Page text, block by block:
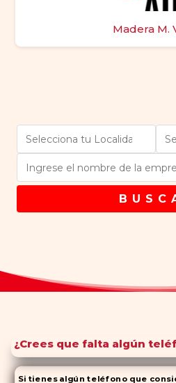
Madera M.
B U S C
¿Crees que falta algún
Si tienes algún teléfono que